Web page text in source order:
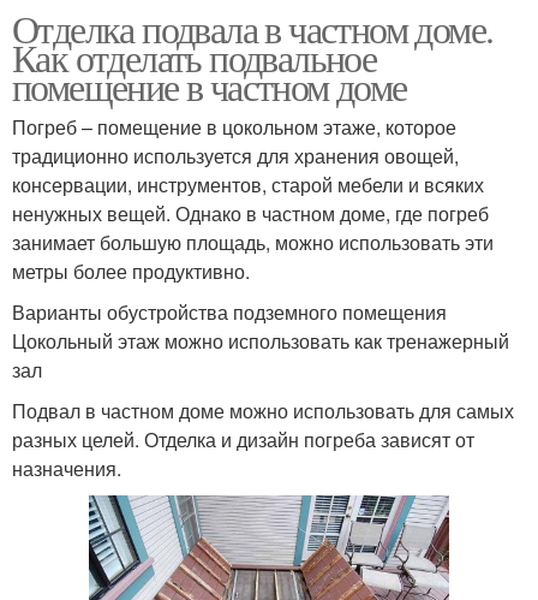
Отделка подвала в частном доме.
Как отделать подвальное
помещение в частном доме
Погреб – помещение в цокольном этаже, которое
традиционно используется для хранения овощей,
консервации, инструментов, старой мебели и всяких
ненужных вещей. Однако в частном доме, где погреб
занимает большую площадь, можно использовать эти
метры более продуктивно.
Варианты обустройства подземного помещения
Цокольный этаж можно использовать как тренажерный
зал
Подвал в частном доме можно использовать для самых
разных целей. Отделка и дизайн погреба зависят от
назначения.